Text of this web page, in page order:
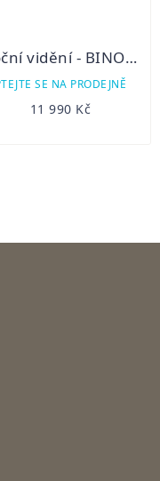
Noční vidění - BINOKULÁR BESTGUARDER WG-80
SE NA PRODEJNĚ
11 990 Kč